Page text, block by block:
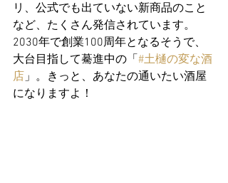
リ、公式でも出ていない新商品のこと
など、たくさん発信されています。
2030年で創業100周年となるそうで、
大台目指して驀進中の「 #土樋の変な酒
店」。きっと、あなたの通いたい酒屋
になりますよ！